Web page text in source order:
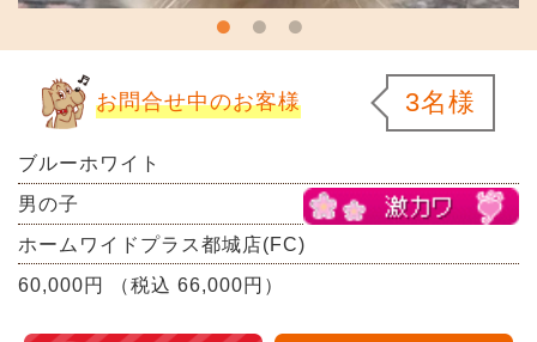
お問合せ中のお客様 3名様
ブルーホワイト
男の子
ホームワイドプラス都城店(FC)
60,000円 （税込 66,000円）